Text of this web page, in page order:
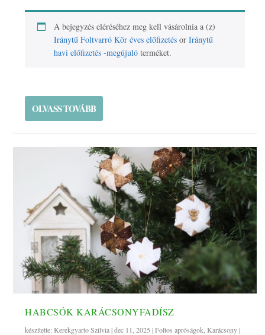
A bejegyzés eléréséhez meg kell vásárolnia a (z)
Iránytű Foltvarró Kör éves előfizetés orIránytű
havi előfizetés -megújuló terméket.
OLVASS TOVÁBB
HABCSÓK KARÁCSONYFADÍSZ
készítette:Kerekgyarto Szilvia|dec 11, 2025 |Foltos apróságok ,Karácsony|